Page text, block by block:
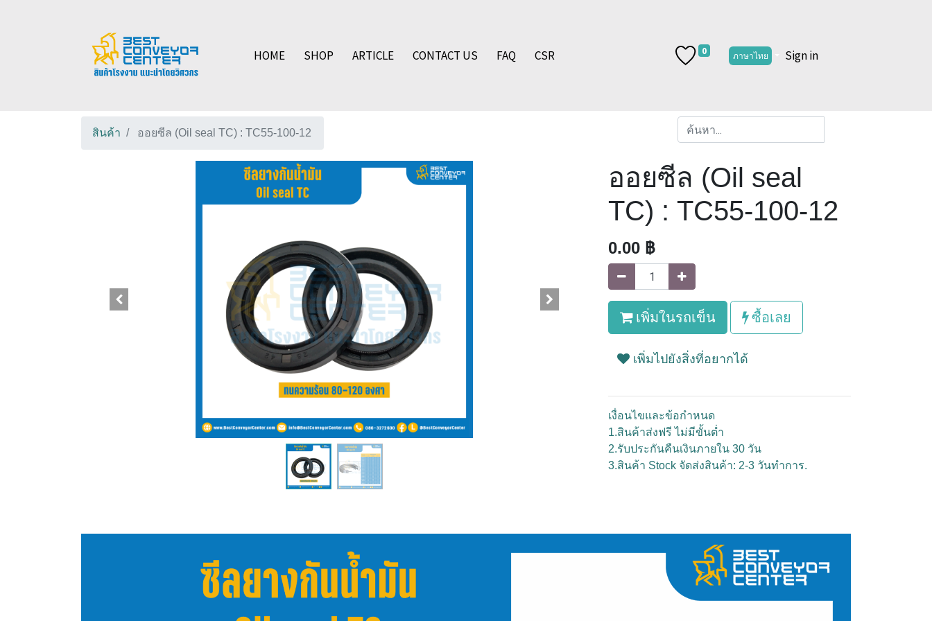
HOME SHOP ARTICLE CONTACT US FAQ CSR 0 ภาษาไทย Sign in
สินค้า ออยซีล (Oil seal TC) : TC55-100-12
ออยซีล (Oil seal
TC) : TC55-100-12
0.00 ฿
เพิ่มในรถเข็น ซื้อเลย
เพิ่มไปยังสิ่งที่อยากได้
เงื่อนไขและข้อกำหนด
1.สินค้าส่งฟรี ไม่มีขั้นต่ำ
2.รับประกันคืนเงินภายใน 30 วัน
3.สินค้า Stock จัดส่งสินค้า: 2-3 วันทำการ.